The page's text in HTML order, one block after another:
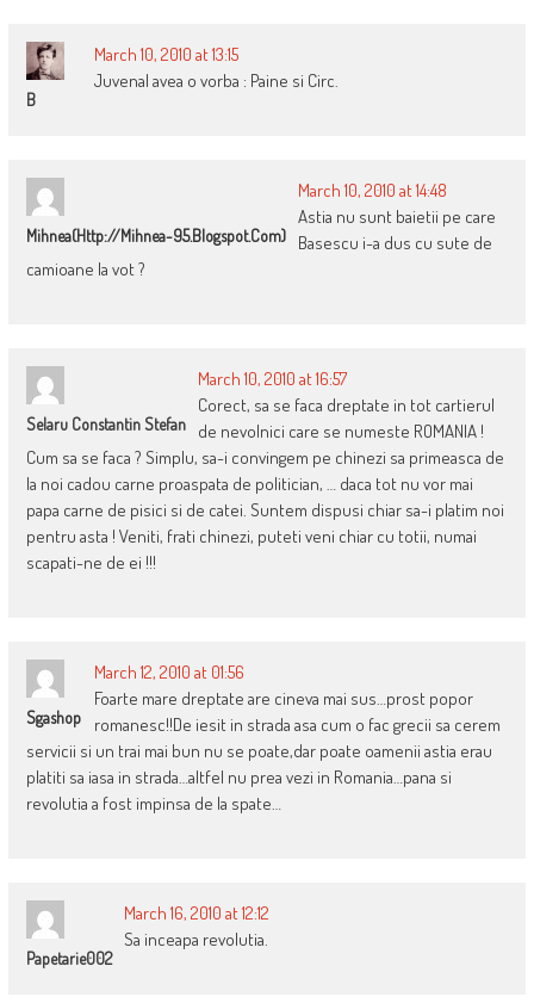
B
March 10, 2010 at 13:15
Juvenal avea o vorba : Paine si Circ.
Mihnea(http://mihnea-95.blogspot.com)
March 10, 2010 at 14:48
Astia nu sunt baietii pe care
Basescu i-a dus cu sute de
camioane la vot ?
Selaru Constantin Stefan
March 10, 2010 at 16:57
Corect, sa se faca dreptate in tot cartierul
de nevolnici care se numeste ROMANIA !
Cum sa se faca ? Simplu, sa-i convingem pe chinezi sa primeasca de
la noi cadou carne proaspata de politician, … daca tot nu vor mai
papa carne de pisici si de catei. Suntem dispusi chiar sa-i platim noi
pentru asta ! Veniti, frati chinezi, puteti veni chiar cu totii, numai
scapati-ne de ei !!!
Sgashop
March 12, 2010 at 01:56
Foarte mare dreptate are cineva mai sus…prost popor
romanesc!!De iesit in strada asa cum o fac grecii sa cerem
servicii si un trai mai bun nu se poate,dar poate oamenii astia erau
platiti sa iasa in strada…altfel nu prea vezi in Romania…pana si
revolutia a fost impinsa de la spate…
Papetarie002
March 16, 2010 at 12:12
Sa inceapa revolutia.